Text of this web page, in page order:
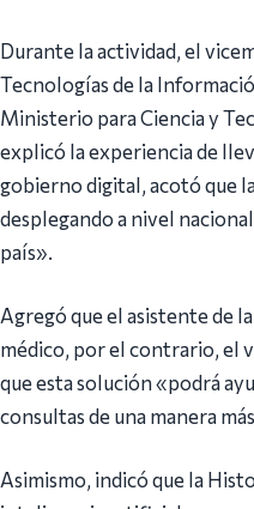
Durante la actividad, el
Tecnologías de la
Ministerio para Ciencia y
explicó la experiencia de
gobierno digital, acotó que
desplegando a nivel
país».
Agregó que el asistente de
médico, por el contrario, el
que esta solución «podrá
consultas de una manera
Asimismo, indicó que la